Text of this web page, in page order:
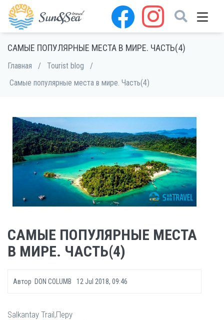
САМЫЕ ПОПУЛЯРНЫЕ МЕСТА В МИРЕ. ЧАСТЬ(4)
Главная / Tourist blog
/
Самые популярные места в мире. Часть(4)
САМЫЕ ПОПУЛЯРНЫЕ МЕСТА
В МИРЕ. ЧАСТЬ(4)
Автор DON COLUMB 12 Jul 2018, 09:46
Salkantay Trail,Перу